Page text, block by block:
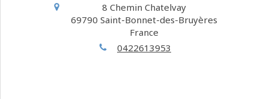
8 Chemin Chatelvay
69790 Saint-Bonnet-des-Bruyères
France
0422613953